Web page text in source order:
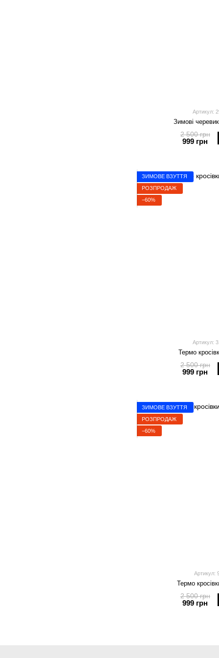
Артикул:
Зимові
2 500 грн
999 грн
ЗИМОВЕ ВЗУТТЯ
РОЗПРОДАЖ
−60%
Артикул:
Термо
2 500 грн
999 грн
ЗИМОВЕ ВЗУТТЯ
РОЗПРОДАЖ
−60%
Артикул:
Термо
2 500 грн
999 грн